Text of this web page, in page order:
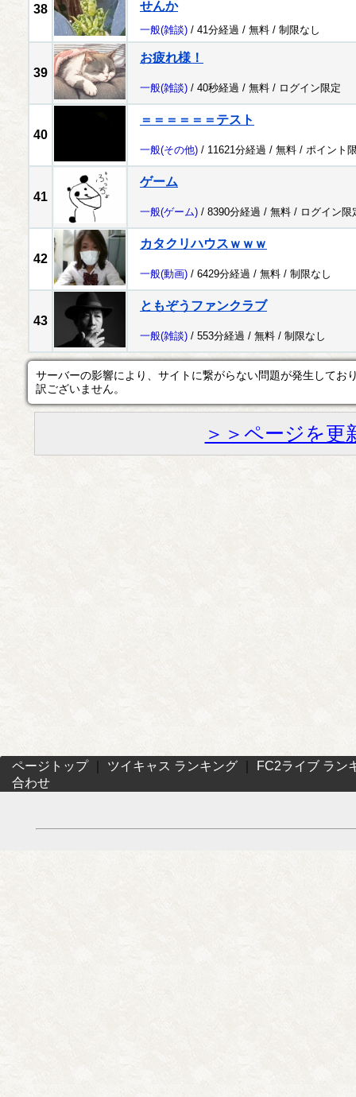
38 せんか
一般(雑談) / 41分経過 / 無料 / 制限なし
39
お疲れ様！
一般(雑談) / 40秒経過 / 無料 / ログイン限定
40
＝＝＝＝＝＝テスト
一般(その他) / 11621分経過 / 無料 / ポイント
41
ゲーム
一般(ゲーム) / 8390分経過 / 無料 / ログイン限
42
カタクリハウスｗｗｗ
一般(動画) / 6429分経過 / 無料 / 制限なし
43
ともぞうファンクラブ
一般(雑談) / 553分経過 / 無料 / 制限なし
サーバーの影響により、サイトに繋がらない問題が発生してお
訳ございません。
＞＞ページを更
ページトップ｜ ツイキャス ランキング
FC2ライブ ラン
合わせ